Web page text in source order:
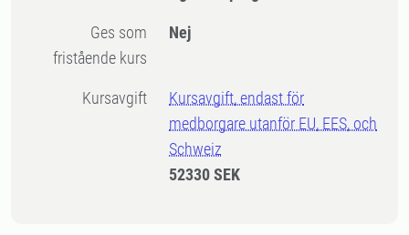
Ges som
fristående kurs
Nej
Kursavgift
Kursavgift, endast för
medborgare utanför EU, EES, och
Schweiz
52330 SEK